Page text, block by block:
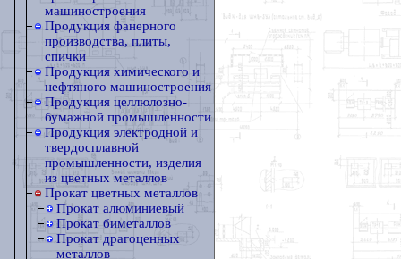
машиностроения
Продукция фанерного
производства, плиты,
спички
Продукция химического и
нефтяного машиностроения
Продукция целлюлозно-
бумажной промышленности
Продукция электродной и
твердосплавной
промышленности, изделия
из цветных металлов
Прокат цветных металлов
Прокат алюминиевый
Прокат биметаллов
Прокат драгоценных
металлов